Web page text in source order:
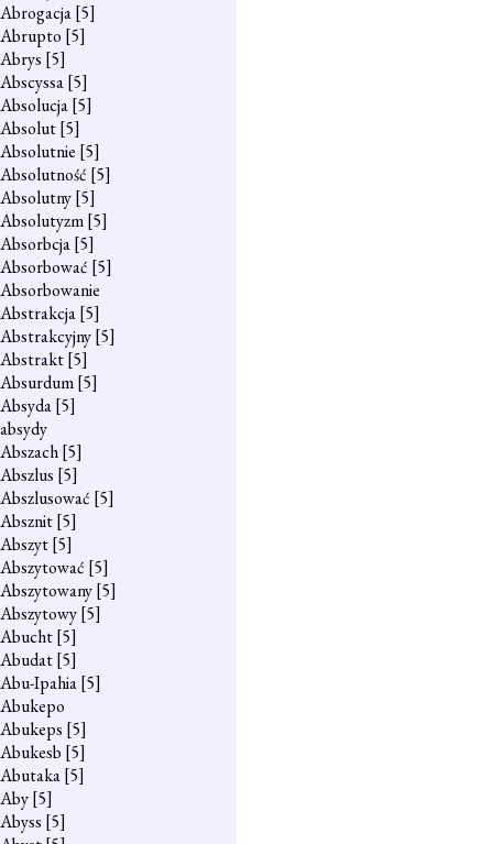
Abrogacja[5]
Abrupto [5]
Abrys [5]
Abscyssa[5]
Absolucja[5]
Absolut[5]
Absolutnie [5]
Absolutność [5]
Absolutny[5]
Absolutyzm[5]
Absorbcja[5]
Absorbować [5]
Absorbowanie
Abstrakcja[5]
Abstrakcyjny[5]
Abstrakt[5]
Absurdum[5]
Absyda[5]
absydy
Abszach[5]
Abszlus [5]
Abszlusować [5]
Absznit[5]
Abszyt[5]
Abszytować [5]
Abszytowany[5]
Abszytowy[5]
Abucht[5]
Abudat[5]
Abu-Ipahia[5]
Abukepo
Abukeps [5]
Abukesb [5]
Abutaka[5]
Aby[5]
Abyss [5]